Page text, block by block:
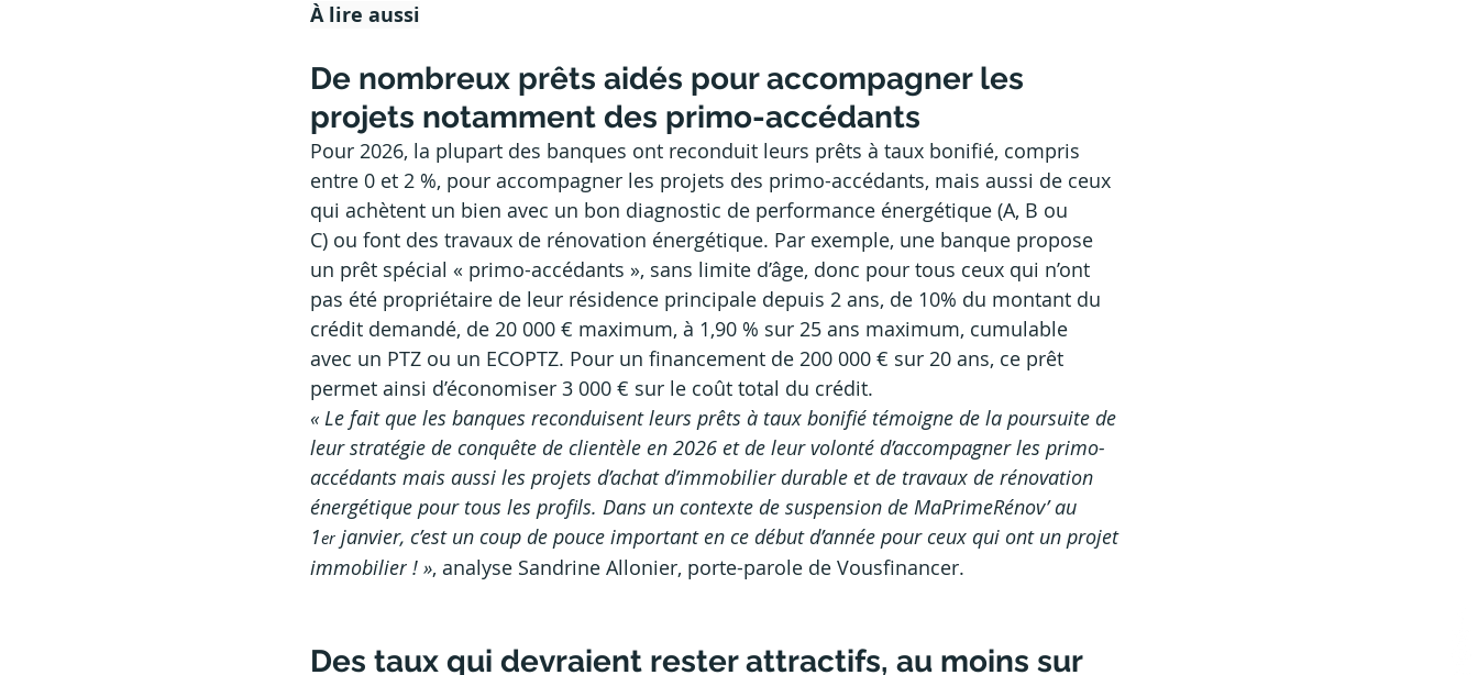
À lire aussi
De nombreux prêts aidés pour accompagner les
projets notamment des primo-accédants
Pour 2026, la plupart des banques ont reconduit leurs prêts à taux bonifié, compris
entre 0 et 2 %, pour accompagner les projets des primo-accédants, mais aussi de ceux
qui achètent un bien avec un bon diagnostic de performance énergétique (A, B ou
C) ou font des travaux de rénovation énergétique. Par exemple, une banque propose
un prêt spécial « primo-accédants », sans limite d’âge, donc pour tous ceux qui n’ont
pas été propriétaire de leur résidence principale depuis 2 ans, de 10% du montant du
crédit demandé, de 20 000 € maximum, à 1,90 % sur 25 ans maximum, cumulable
avec un PTZ ou un ECOPTZ. Pour un financement de 200 000 € sur 20 ans, ce prêt
permet ainsi d’économiser 3 000 € sur le coût total du crédit.
« Le fait que les banques reconduisent leurs prêts à taux bonifié témoigne de la poursuite de
leur stratégie de conquête de clientèle en 2026 et de leur volonté d’accompagner les primo-
accédants mais aussi les projets d’achat d’immobilier durable et de travaux de rénovation
énergétique pour tous les profils. Dans un contexte de suspension de MaPrimeRénov’ au
1er janvier, c’est un coup de pouce important en ce début d’année pour ceux qui ont un projet
immobilier ! », analyse Sandrine Allonier, porte-parole de Vousfinancer.
Des taux qui devraient rester attractifs, au moins sur